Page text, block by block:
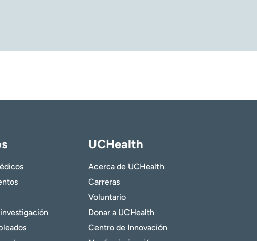
auditivas conductivas óseas osteointegradas
UCHealth
Acerca de UCHealth
Carreras
Voluntario
Donar a UCHealth
Centro de Innovación